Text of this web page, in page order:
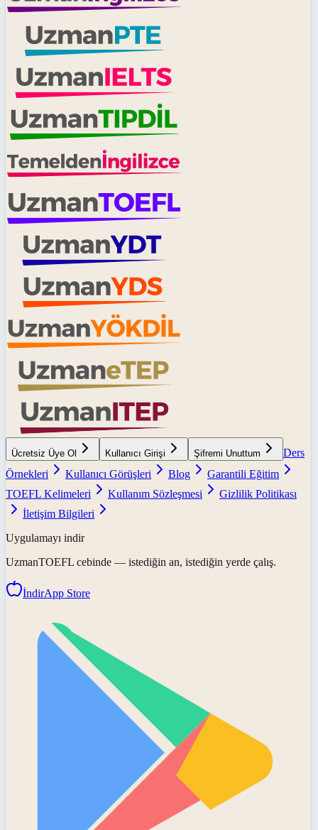
Ücretsiz Üye Ol Kullanıcı Girişi Şifremi Unuttum
Ders
Örnekleri
Kullanıcı Görüşleri Blog
Garantili Eğitim
TOEFL Kelimeleri
Kullanım Sözleşmesi
Gizlilik Politikası
İletişim Bilgileri
Uygulamayı indir
UzmanTOEFL cebinde — istediğin an, istediğin yerde çalış.
İndirApp Store